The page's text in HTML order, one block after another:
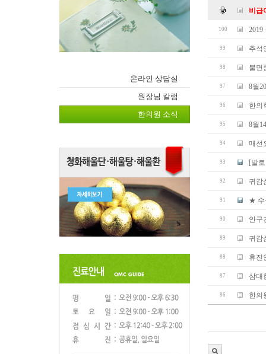
온라인 상담실
원장님 칼럼
한의원 소식
비급
100 2019
99 추석
98 불면
97 8월
96 한의
95 8월
94 매선
93 [발
92 귀감
91 ★ 수
90 안구
89 귀감
88 휴진
87 삼대
86 한의